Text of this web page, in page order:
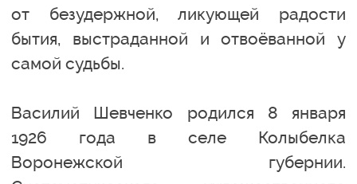
от безудержной, ликующей радости
бытия, выстраданной и отвоёванной у
самой судьбы.
Василий Шевченко родился 8 января
1926 года в селе Колыбелка
Воронежской губернии.